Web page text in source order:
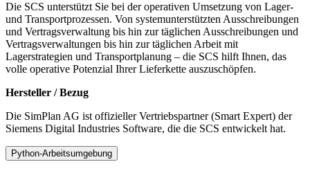
Die SCS unterstützt Sie bei der operativen Umsetzung von Lager-
und Transportprozessen. Von systemunterstützten Ausschreibungen
und Vertragsverwaltung bis hin zur täglichen Ausschreibungen und
Vertragsverwaltungen bis hin zur täglichen Arbeit mit
Lagerstrategien und Transportplanung – die SCS hilft Ihnen, das
volle operative Potenzial Ihrer Lieferkette auszuschöpfen.
Hersteller / Bezug
Die SimPlan AG ist offizieller Vertriebspartner (Smart Expert) der
Siemens Digital Industries Software, die die SCS entwickelt hat.
Python-Arbeitsumgebung